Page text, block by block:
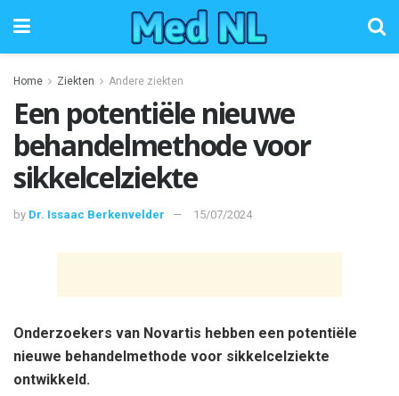
Home Ziekten Andere ziekten
Een potentiële nieuwe
behandelmethode voor
sikkelcelziekte
by Dr. Issaac Berkenvelder 15/07/2024
Onderzoekers van Novartis hebben een potentiële
nieuwe behandelmethode voor sikkelcelziekte
ontwikkeld.